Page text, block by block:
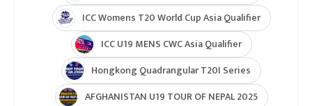
ICC Womens T20 World Cup Asia Qualifier
ICC U19 MENS CWC Asia Qualifier
Hongkong Quadrangular T20I Series
AFGHANISTAN U19 TOUR OF NEPAL 2025